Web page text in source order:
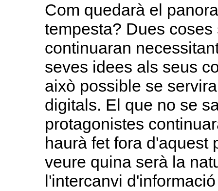
Com quedarà el
tempesta? Dues
continuaran
seves idees als seus
això possible se
digitals. El que no se
protagonistes
haurà fet fora d'aquest
veure quina serà la
l'intercanvi